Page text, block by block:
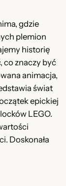
gdzie
plemion
historię
co znaczy być
animacja,
świat
epickiej
LEGO.
Doskonała